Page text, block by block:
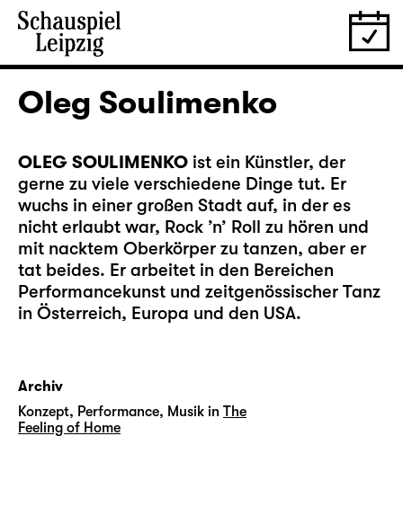
Oleg Soulimenko
OLEG SOULIMENKO ist ein Künstler, der
gerne zu viele verschiedene Dinge tut. Er
wuchs in einer großen Stadt auf, in der es
nicht erlaubt war, Rock ’n’ Roll zu hören und
mit nacktem Oberkörper zu tanzen, aber er
tat beides. Er arbeitet in den Bereichen
Performancekunst und zeitgenössischer Tanz
in Österreich, Europa und den USA.
Archiv
Konzept, Performance, Musik in The
Feeling of Home